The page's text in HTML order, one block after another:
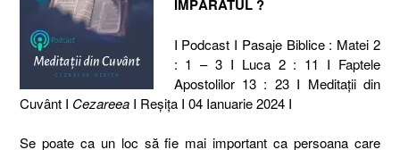
ÎMPĂRATUL ?
I Podcast I Pasaje Biblice : Matei 2
: 1 – 3 I Luca 2 : 11 I Faptele
Apostolilor 13 : 23 I Meditaţii din
Cuvânt I Cezareea I Reşiţa I 04 Ianuarie 2024 I
Se poate ca un loc să fie mai important ca persoana care